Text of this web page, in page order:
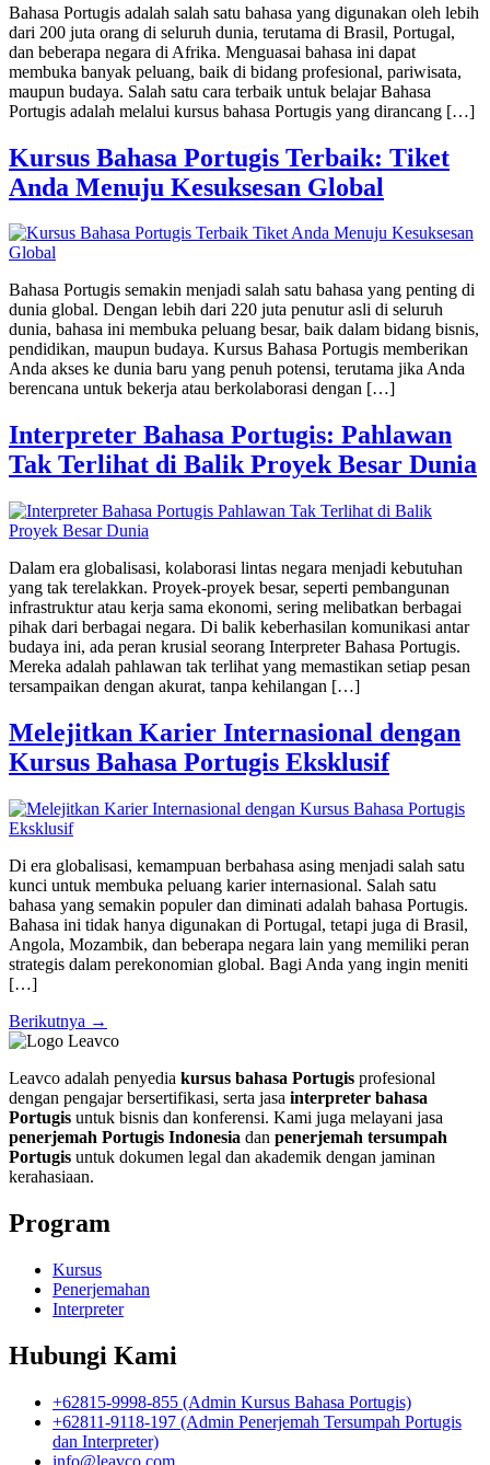
Bahasa Portugis adalah salah satu bahasa yang digunakan oleh lebih
dari 200 juta orang di seluruh dunia, terutama di Brasil, Portugal,
dan beberapa negara di Afrika. Menguasai bahasa ini dapat
membuka banyak peluang, baik di bidang profesional, pariwisata,
maupun budaya. Salah satu cara terbaik untuk belajar Bahasa
Portugis adalah melalui kursus bahasa Portugis yang dirancang […]
Kursus Bahasa Portugis Terbaik: Tiket
Anda Menuju Kesuksesan Global
Bahasa Portugis semakin menjadi salah satu bahasa yang penting di
dunia global. Dengan lebih dari 220 juta penutur asli di seluruh
dunia, bahasa ini membuka peluang besar, baik dalam bidang bisnis,
pendidikan, maupun budaya. Kursus Bahasa Portugis memberikan
Anda akses ke dunia baru yang penuh potensi, terutama jika Anda
berencana untuk bekerja atau berkolaborasi dengan […]
Interpreter Bahasa Portugis: Pahlawan
Tak Terlihat di Balik Proyek Besar Dunia
Dalam era globalisasi, kolaborasi lintas negara menjadi kebutuhan
yang tak terelakkan. Proyek-proyek besar, seperti pembangunan
infrastruktur atau kerja sama ekonomi, sering melibatkan berbagai
pihak dari berbagai negara. Di balik keberhasilan komunikasi antar
budaya ini, ada peran krusial seorang Interpreter Bahasa Portugis.
Mereka adalah pahlawan tak terlihat yang memastikan setiap pesan
tersampaikan dengan akurat, tanpa kehilangan […]
Melejitkan Karier Internasional dengan
Kursus Bahasa Portugis Eksklusif
Di era globalisasi, kemampuan berbahasa asing menjadi salah satu
kunci untuk membuka peluang karier internasional. Salah satu
bahasa yang semakin populer dan diminati adalah bahasa Portugis.
Bahasa ini tidak hanya digunakan di Portugal, tetapi juga di Brasil,
Angola, Mozambik, dan beberapa negara lain yang memiliki peran
strategis dalam perekonomian global. Bagi Anda yang ingin meniti
[…]
Berikutnya →
Leavco adalah penyedia kursus bahasa Portugis profesional
dengan pengajar bersertifikasi, serta jasa interpreter bahasa
Portugis untuk bisnis dan konferensi. Kami juga melayani jasa
penerjemah Portugis Indonesia dan penerjemah tersumpah
Portugis untuk dokumen legal dan akademik dengan jaminan
kerahasiaan.
Program
Kursus
Penerjemahan
Interpreter
Hubungi Kami
+62815-9998-855 (Admin Kursus Bahasa Portugis)
+62811-9118-197 (Admin Penerjemah Tersumpah Portugis
dan Interpreter)
info@leavco.com